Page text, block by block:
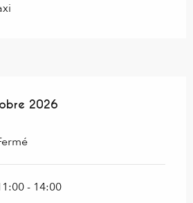
au31 octobre 2026
2026
- 14:00